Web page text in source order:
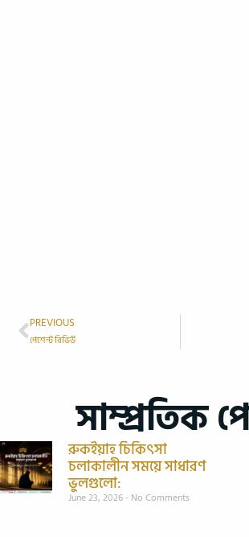
PREVIOUS
পেশেন্ট রিভিউ
সাম্প্রতিক
রুকইয়াহ চিকিৎসা
চলাকালীন সময়ে সাধারণ
ভুলগুলো:
June 23, 2026 No Comments